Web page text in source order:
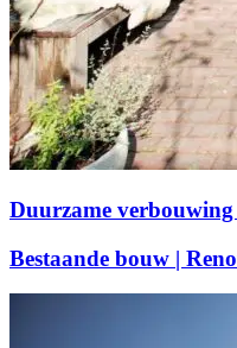
Duurzame
Bestaande bouw |